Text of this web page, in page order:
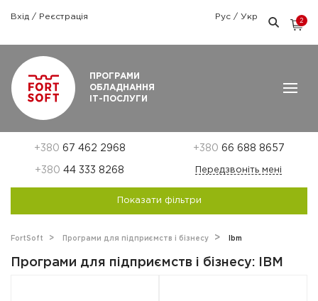
Вхід / Реєстрація Рус / Укр
2
ПРОГРАМИ
ОБЛАДНАННЯ
ІТ-ПОСЛУГИ
+380 67 462 2968 +380 66 688 8657
+380 44 333 8268 Передзвоніть мені
Показати фільтри
FortSoft Програми для підприємств і бізнесу Ibm
Програми для підприємств і бізнесу: IBM